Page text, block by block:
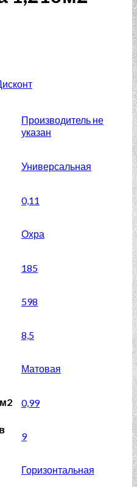
Производитель не
указан
Универсальная
0,11
Охра
185
598
8,5
Матовая
0,99
9
Горизонтальная